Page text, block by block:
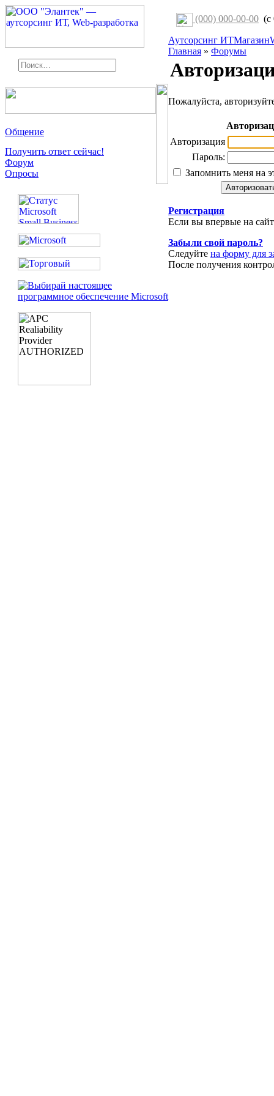
Общение
Получить ответ сейчас!
Форум
Опросы
(000) 000-00-00 (с
Аутсорсинг ИТМагазин
Главная » Форумы
Пожалуйста,
Авторизация
Пароль:
Запомнить меня на
Регистрация
Если вы впервые на
Забыли свой пароль?
Следуйте на форму для
После получения